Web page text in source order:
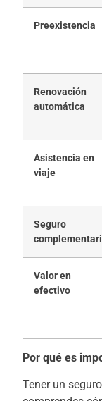
Preexistencia
Renovación
automática
Asistencia en
viaje
Seguro
Valor en
efectivo
Por qué es
Tener un